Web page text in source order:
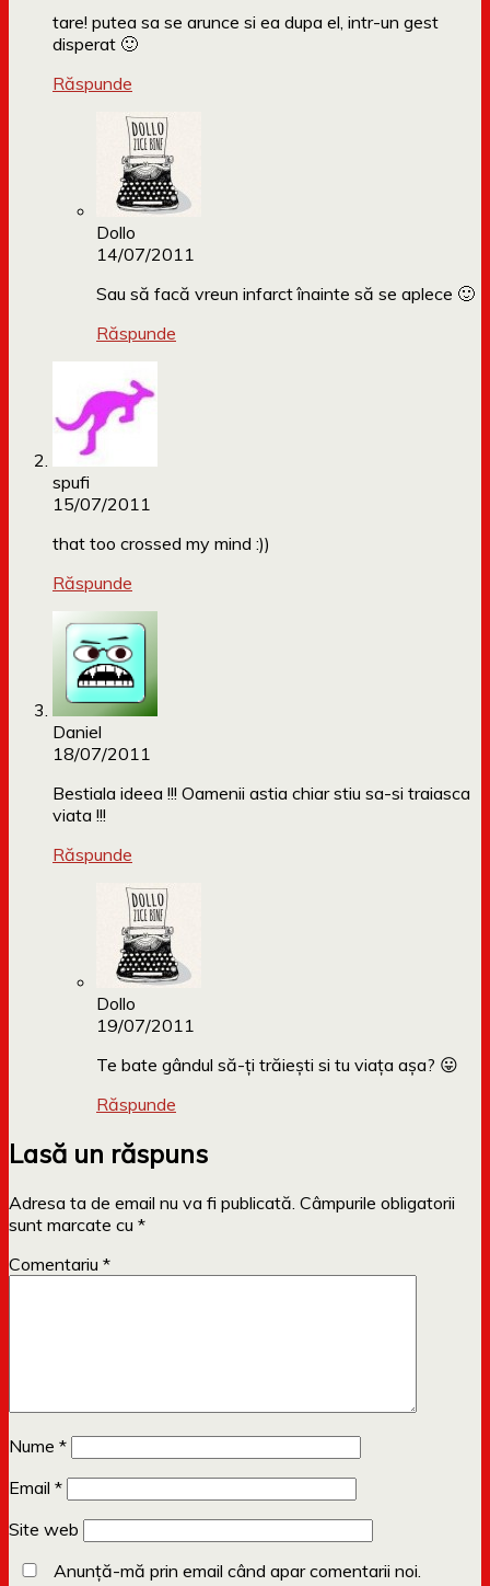
tare! putea sa se arunce si ea dupa el, intr-un gest
disperat 🙂
Răspunde
Dollo
14/07/2011
Sau să facă vreun infarct înainte să se aplece 🙂
Răspunde
spufi
15/07/2011
that too crossed my mind :))
Răspunde
Daniel
18/07/2011
Bestiala ideea !!! Oamenii astia chiar stiu sa-si traiasca
viata !!!
Răspunde
Dollo
19/07/2011
Te bate gândul să-ți trăiești si tu viața așa? 😛
Răspunde
Lasă un răspuns
Adresa ta de email nu va fi publicată. Câmpurile obligatorii
sunt marcate cu *
Comentariu *
Nume *
Email *
Site web
Anunță-mă prin email când apar comentarii noi.